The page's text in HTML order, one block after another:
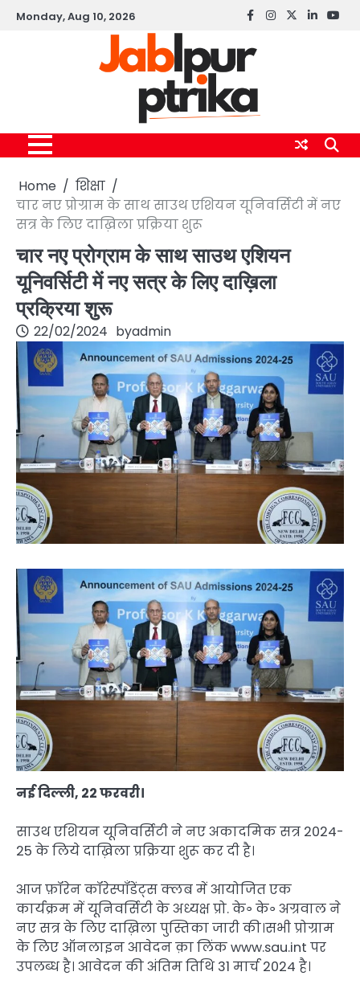
SkipMonday, Aug 10, 2026 Facebook
instagram
twitterlinkedin
Home
शिक्षा
चार नए प्रोग्राम के साथ साउथ एशियन यूनिवर्सिटी में नए
सत्र के लिए दाख़िला प्रक्रिया शुरू
चार नए प्रोग्राम के साथ साउथ एशियन
यूनिवर्सिटी में नए सत्र के लिए दाख़िला
प्रक्रिया शुरू
22/02/2024 byadmin
नई दिल्ली, 22 फरवरी।
साउथ एशियन यूनिवर्सिटी ने नए अकादमिक सत्र 2024-
25 के लिये दाख़िला प्रक्रिया शुरू कर दी है।
आज फ़ॉरेन कॉरेस्पॉंडेंट्स क्लब में आयोजित एक
कार्यक्रम में यूनिवर्सिटी के अध्यक्ष प्रो. के॰ के॰ अग्रवाल ने
नए सत्र के लिए दाख़िला पुस्तिका जारी की।सभी प्रोग्राम
के लिए ऑनलाइन आवेदन क़ा लिंक www.sau.int पर
उपलब्ध है। आवेदन की अंतिम तिथि 31 मार्च 2024 है।